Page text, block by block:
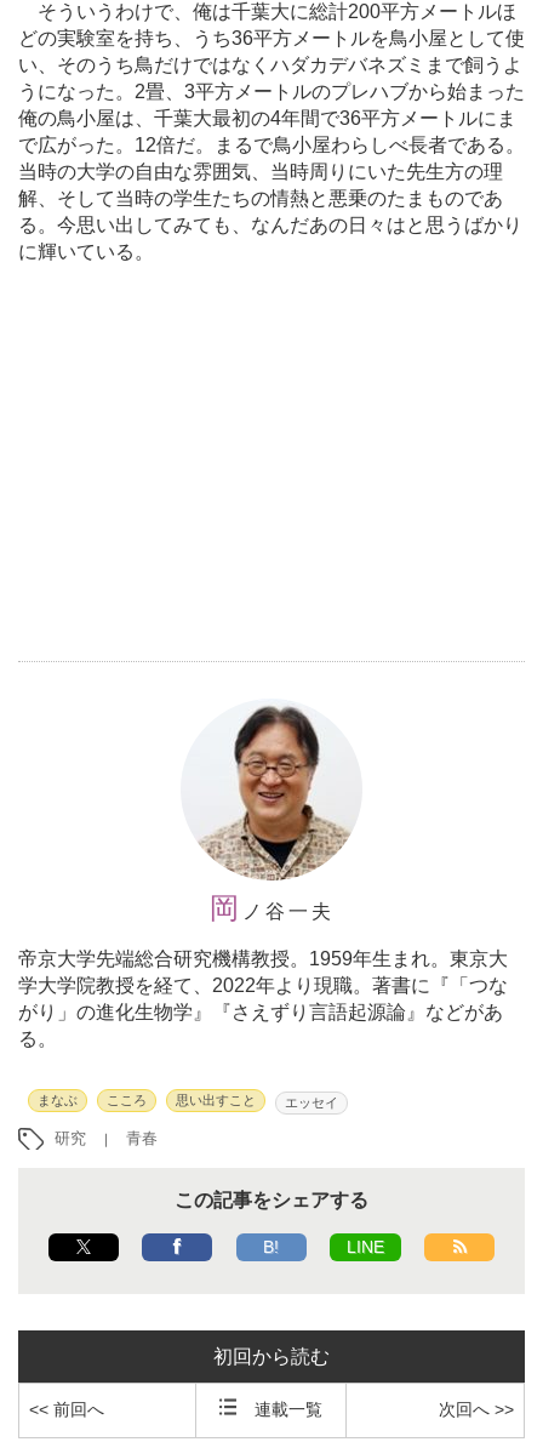
そういうわけで、俺は千葉大に総計200平方メートルほ
どの実験室を持ち、うち36平方メートルを鳥小屋として使
い、そのうち鳥だけではなくハダカデバネズミまで飼うよ
うになった。2畳、3平方メートルのプレハブから始まった
俺の鳥小屋は、千葉大最初の4年間で36平方メートルにま
で広がった。12倍だ。まるで鳥小屋わらしべ長者である。
当時の大学の自由な雰囲気、当時周りにいた先生方の理
解、そして当時の学生たちの情熱と悪乗のたまものであ
る。今思い出してみても、なんだあの日々はと思うばかり
に輝いている。
岡 ノ谷一夫
帝京大学先端総合研究機構教授。 1959年生まれ。東京大
学大学院教授を経て、2022年より現職。著書に『「つな
がり」の進化生物学』『さえずり言語起源論』などがあ
る。
まなぶ こころ 思い出すこと エッセイ
研究 青春
この記事をシェアする
B! LINE
初回から読む
<< 前回へ 連載一覧 次回へ >>